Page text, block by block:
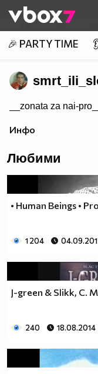
👾
🎉 PARTY TIME
__zonata za nai-
Инфо
Любими
• Human Beings •
1 204
J-green & Slikk, C.
240 18.08.2014